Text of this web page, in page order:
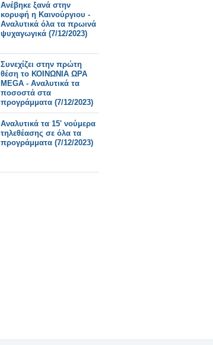
Ανέβηκε ξανά στην
κορυφή η Καινούργιου -
Αναλυτικά όλα τα πρωινά
ψυχαγωγικά (7/12/2023)
Συνεχίζει στην πρώτη
θέση το ΚΟΙΝΩΝΙΑ ΩΡΑ
MEGA - Αναλυτικά τα
ποσοστά στα
προγράμματα (7/12/2023)
Αναλυτικά τα 15' νούμερα
τηλεθέασης σε όλα τα
προγράμματα (7/12/2023)